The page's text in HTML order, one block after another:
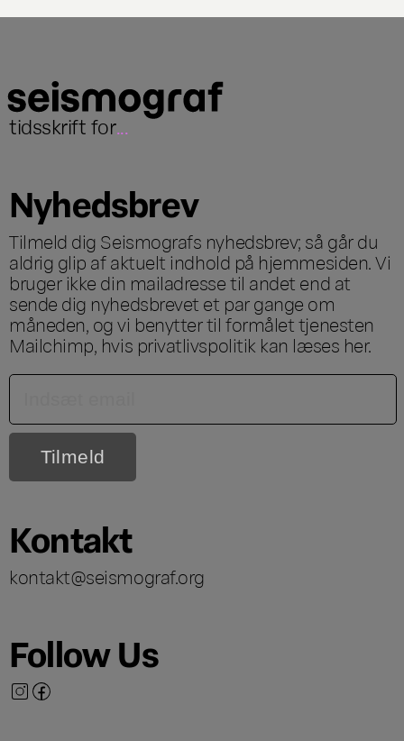
tidsskrift for...
Nyhedsbrev
Tilmeld dig Seismografs nyhedsbrev; så går du
aldrig glip af aktuelt indhold på hjemmesiden. Vi
bruger ikke din mailadresse til andet end at
sende dig nyhedsbrevet et par gange om
måneden, og vi benytter til formålet tjenesten
Mailchimp, hvis privatlivspolitik kan læses her.
Kontakt
kontakt@seismograf.org
Follow Us